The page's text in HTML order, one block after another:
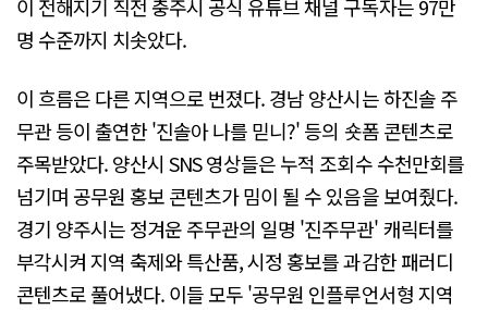
이 전해지기 직전 충주시 공식 유튜브 채널 구독자는 97만
명 수준까지 치솟았다.
이 흐름은 다른 지역으로 번졌다. 경남 양산시는 하진솔 주
무관 등이 출연한 '진솔아 나를 믿니?' 등의 숏폼 콘텐츠로
주목받았다. 양산시 SNS 영상들은 누적 조회수 수천만회를
넘기며 공무원 홍보 콘텐츠가 밈이 될 수 있음을 보여줬다.
경기 양주시는 정겨운 주무관의 일명 '진주무관' 캐릭터를
부각시켜 지역 축제와 특산품, 시정 홍보를 과감한 패러디
콘텐츠로 풀어냈다. 이들 모두 '공무원 인플루언서형 지역